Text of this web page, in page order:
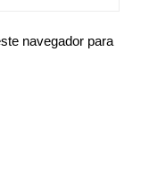
navegador para